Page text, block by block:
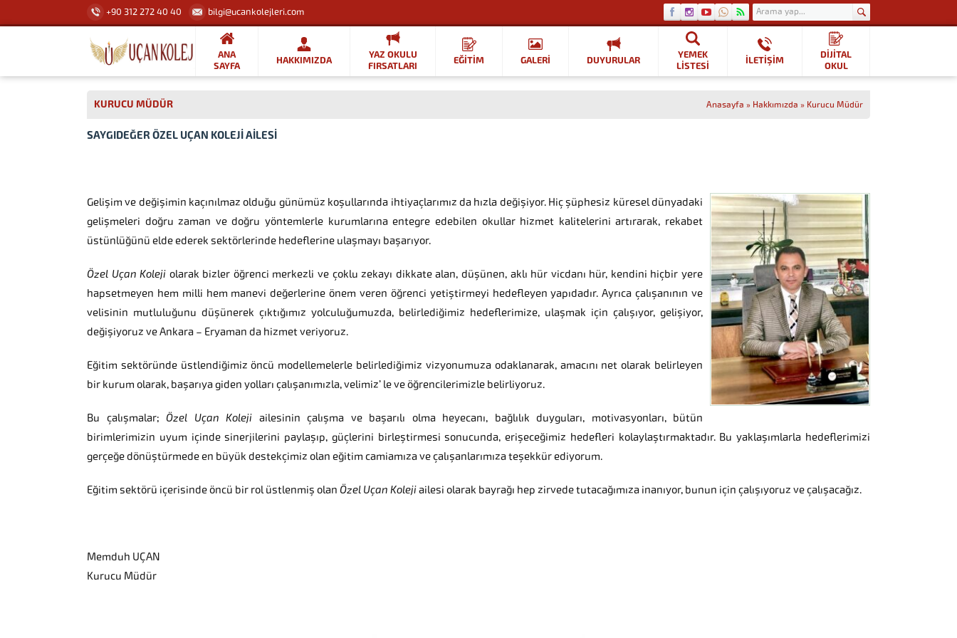
+90 312 272 40 40 bilgi@ucankolejleri.com
ANA
SAYFA
HAKKIMIZDA
YAZ OKULU
FIRSATLARI
EĞİTİM GALERİ DUYURULAR
YEMEK
LISTESI
İLETİŞİM
DİJİTAL
OKUL
KURUCU MÜDÜR Anasayfa » Hakkımızda » Kurucu Müdür
SAYGIDEĞER ÖZEL UÇAN KOLEJİ AİLESİ
Gelişim ve değişimin kaçınılmaz olduğu günümüz koşullarında ihtiyaçlarımız da hızla değişiyor. Hiç şüphesiz küresel dünyadaki
gelişmeleri doğru zaman ve doğru yöntemlerle kurumlarına entegre edebilen okullar hizmet kalitelerini artırarak, rekabet
üstünlüğünü elde ederek sektörlerinde hedeflerine ulaşmayı başarıyor.
Özel Uçan Koleji olarak bizler öğrenci merkezli ve çoklu zekayı dikkate alan, düşünen, aklı hür vicdanı hür, kendini hiçbir yere
hapsetmeyen hem milli hem manevi değerlerine önem veren öğrenci yetiştirmeyi hedefleyen yapıdadır. Ayrıca çalışanının ve
velisinin mutluluğunu düşünerek çıktığımız yolculuğumuzda, belirlediğimiz hedeflerimize, ulaşmak için çalışıyor, gelişiyor,
değişiyoruz ve Ankara – Eryaman da hizmet veriyoruz.
Eğitim sektöründe üstlendiğimiz öncü modellemelerle belirlediğimiz vizyonumuza odaklanarak, amacını net olarak belirleyen
bir kurum olarak, başarıya giden yolları çalışanımızla, velimiz’ le ve öğrencilerimizle belirliyoruz.
Bu çalışmalar; Özel Uçan Koleji ailesinin çalışma ve başarılı olma heyecanı, bağlılık duyguları, motivasyonları, bütün
birimlerimizin uyum içinde sinerjilerini paylaşıp, güçlerini birleştirmesi sonucunda, erişeceğimiz hedefleri kolaylaştırmaktadır. Bu yaklaşımlarla hedeflerimizi
gerçeğe dönüştürmede en büyük destekçimiz olan eğitim camiamıza ve çalışanlarımıza teşekkür ediyorum.
Eğitim sektörü içerisinde öncü bir rol üstlenmiş olan Özel Uçan Kolejiailesi olarak bayrağı hep zirvede tutacağımıza inanıyor, bunun için çalışıyoruz ve çalışacağız.
Memduh UÇAN
Kurucu Müdür